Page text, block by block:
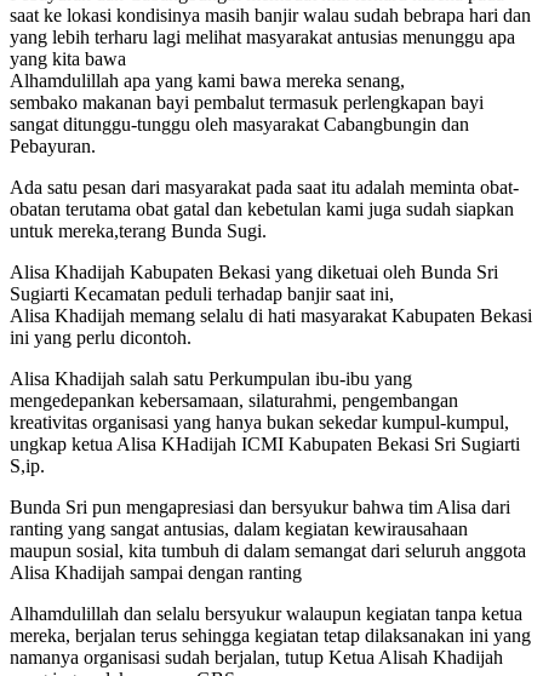
saat ke lokasi kondisinya masih banjir walau sudah bebrapa hari dan
yang lebih terharu lagi melihat masyarakat antusias menunggu apa
yang kita bawa
Alhamdulillah apa yang kami bawa mereka senang,
sembako makanan bayi pembalut termasuk perlengkapan bayi
sangat ditunggu-tunggu oleh masyarakat Cabangbungin dan
Pebayuran.
Ada satu pesan dari masyarakat pada saat itu adalah meminta obat-
obatan terutama obat gatal dan kebetulan kami juga sudah siapkan
untuk mereka,terang Bunda Sugi.
Alisa Khadijah Kabupaten Bekasi yang diketuai oleh Bunda Sri
Sugiarti Kecamatan peduli terhadap banjir saat ini,
Alisa Khadijah memang selalu di hati masyarakat Kabupaten Bekasi
ini yang perlu dicontoh.
Alisa Khadijah salah satu Perkumpulan ibu-ibu yang
mengedepankan kebersamaan, silaturahmi, pengembangan
kreativitas organisasi yang hanya bukan sekedar kumpul-kumpul,
ungkap ketua Alisa KHadijah ICMI Kabupaten Bekasi Sri Sugiarti
S,ip.
Bunda Sri pun mengapresiasi dan bersyukur bahwa tim Alisa dari
ranting yang sangat antusias, dalam kegiatan kewirausahaan
maupun sosial, kita tumbuh di dalam semangat dari seluruh anggota
Alisa Khadijah sampai dengan ranting
Alhamdulillah dan selalu bersyukur walaupun kegiatan tanpa ketua
mereka, berjalan terus sehingga kegiatan tetap dilaksanakan ini yang
namanya organisasi sudah berjalan, tutup Ketua Alisah Khadijah